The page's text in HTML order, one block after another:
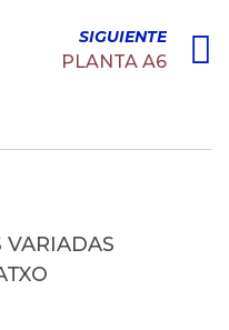
SIGUIENTE
PLANTA A6
VARIADAS